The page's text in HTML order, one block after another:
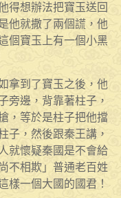
得想辦法把寶玉送回
他就撒了兩個謊，他
個寶玉上有一個小黑
拿到了寶玉之後，他
旁邊，背靠著柱子，
，等於是柱子把他擋
子，然後跟秦王講，
就懷疑秦國是不會給
不相欺」普通老百姓
樣一個大國的國君！